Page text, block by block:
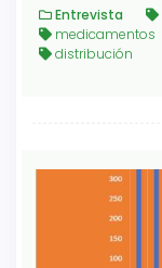
Entrevista
medicamentos
distribución